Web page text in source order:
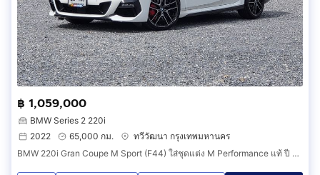
฿ 1,059,000
BMW Series 2 220i
2022
65,000 กม.
ทวีวัฒนา กรุงเทพมหานคร
BMW 220i Gran Coupe M Sport (F44) ใส่ชุดแต่ง M Performance แท้ ปี 2022 BSI เหลือยาวๆถึง เม.ย. 2027